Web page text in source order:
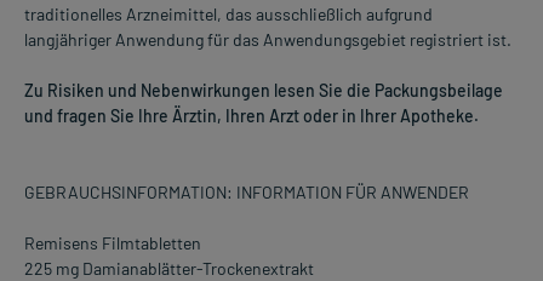
traditionelles Arzneimittel, das ausschließlich aufgrund
langjähriger Anwendung für das Anwendungsgebiet registriert ist.
Zu Risiken und Nebenwirkungen lesen Sie die Packungsbeilage
und fragen Sie Ihre Ärztin, Ihren Arzt oder in Ihrer Apotheke.
GEBRAUCHSINFORMATION: INFORMATION FÜR ANWENDER
Remisens Filmtabletten
225 mg Damianablätter-Trockenextrakt